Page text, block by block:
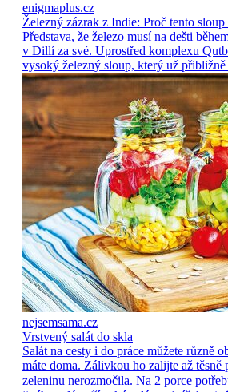
enigmaplus.cz
Železný zázrak z Indie: Proč tento
Představa, že železo musí na dešti
v Dillí za své. Uprostřed komplexu
vysoký železný sloup, který už
nejsemsama.cz
Vrstvený salát do skla
Salát na cesty i do práce můžete různě
máte doma. Zálivkou ho zalijte až těsně
zeleninu nerozmočila. Na 2 porce